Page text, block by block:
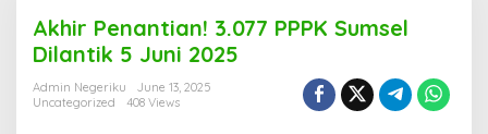
h
i
r
Akhir Penantian! 3.077 PPPK Sumsel
Dilantik 5 Juni 2025
Admin Negeriku
June 13, 2025
Uncategorized
408 Views